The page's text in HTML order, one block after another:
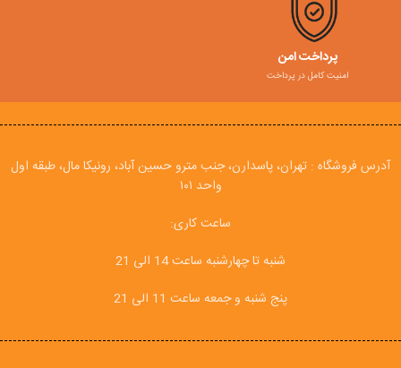
پرداخت امن
امنیت کامل در پرداخت
آدرس فروشگاه : تهران، پاسدارن، جنب مترو حسین آباد، رونیکا مال، طبقه اول
واحد ۱۰۱
ساعت کاری:
شنبه تا چهارشنبه ساعت 14 الی 21
پنج شنبه و جمعه ساعت 11 الی 21